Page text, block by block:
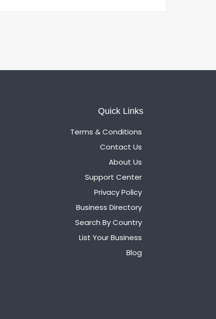
Quick Links
Terms & Conditions
Contact Us
About Us
Support Center
Privacy Policy
Business Directory
Search By Country
List Your Business
Blog